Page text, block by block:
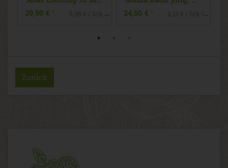
29,90 €* 5,98 € / Stk (1 Stück ca. 200g)
24,50 €*
Zurück